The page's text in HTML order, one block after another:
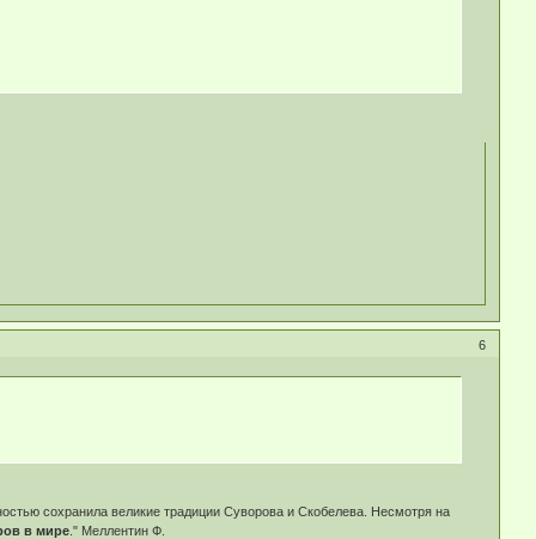
6
сохранила великие традиции Суворова и Скобелева. Несмотря на
в мире ." Меллентин Ф.